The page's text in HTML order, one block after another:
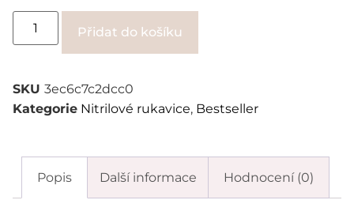
Přidat do košíku
SKU 3ec6c7c2dcc0
Kategorie Nitrilové rukavice, Bestseller
Popis Další informace Hodnocení (0)